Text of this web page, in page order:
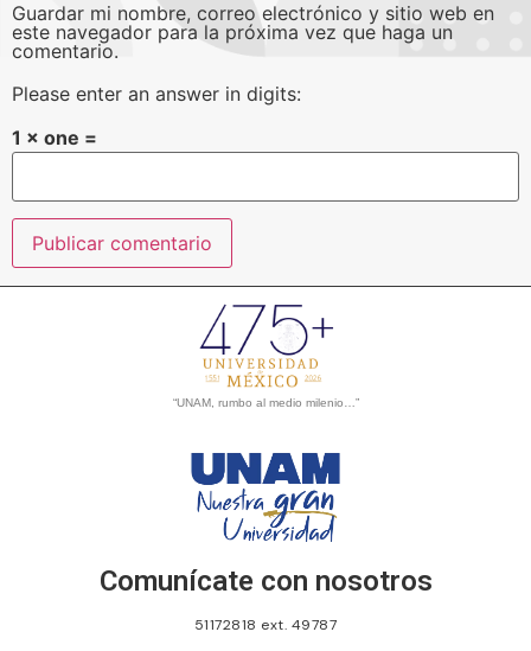
Guardar mi nombre, correo electrónico y sitio web en
este navegador para la próxima vez que haga un
comentario.
Please enter an answer in digits:
1 × one =
“UNAM, rumbo al medio milenio…”
Comunícate con nosotros
51172818 ext. 49787